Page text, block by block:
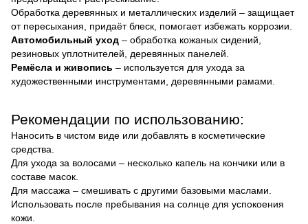
Обработка деревянных и металлических изделий – защищает
от пересыхания, придаёт блеск, помогает избежать коррозии.
Автомобильный уход – обработка кожаных сидений,
резиновых уплотнителей, деревянных панелей.
Ремёсла и живопись – используется для ухода за
художественными инструментами, деревянными рамами.
Рекомендации по использованию:
Наносить в чистом виде или добавлять в косметические
средства.
Для ухода за волосами – несколько капель на кончики или в
составе масок.
Для массажа – смешивать с другими базовыми маслами.
Использовать после пребывания на солнце для успокоения
кожи.